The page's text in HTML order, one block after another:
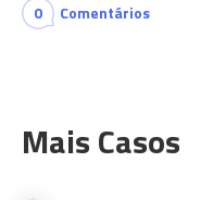
0 Comentários
Mais Casos